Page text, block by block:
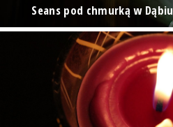
Seans pod chmurką w Dąbiu